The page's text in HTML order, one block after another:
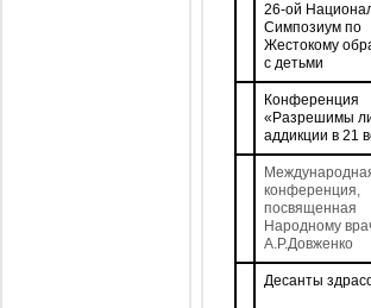
26-ой
Симпозиум по
Жестокому
с детьми
Конференция
«Разрешимы
аддикции в 21
конференция,
посвященная
Народному
А.Р.Довженко
Десанты